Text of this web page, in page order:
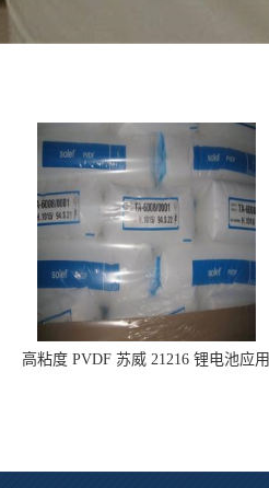
高粘度 PVDF 苏威 21216 锂电池应用